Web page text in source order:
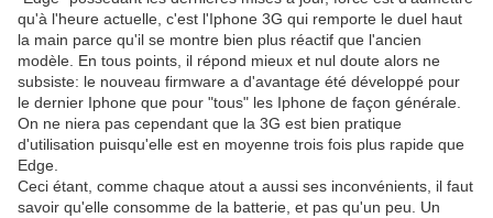
qu'à l'heure actuelle, c'est l'Iphone 3G qui remporte le duel haut
la main parce qu'il se montre bien plus réactif que l'ancien
modèle. En tous points, il répond mieux et nul doute alors ne
subsiste: le nouveau firmware a d'avantage été développé pour
le dernier Iphone que pour "tous" les Iphone de façon générale.
On ne niera pas cependant que la 3G est bien pratique
d'utilisation puisqu'elle est en moyenne trois fois plus rapide que
Edge.
Ceci étant, comme chaque atout a aussi ses inconvénients, il faut
savoir qu'elle consomme de la batterie, et pas qu'un peu. Un